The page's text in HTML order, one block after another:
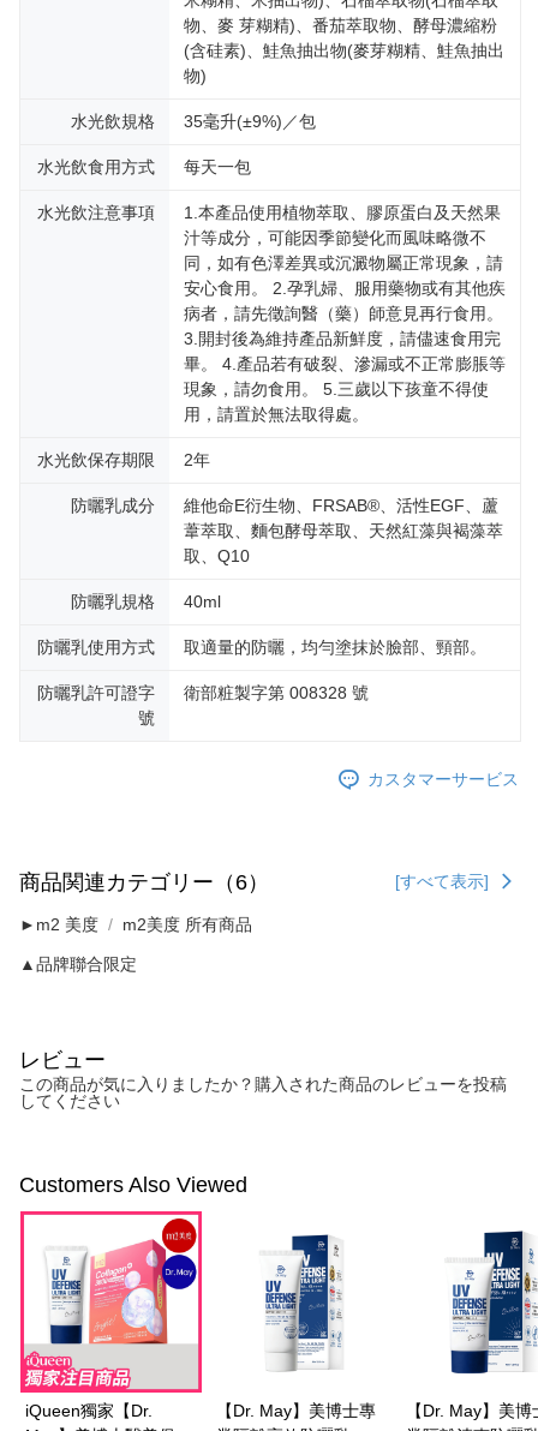
物、麥 芽糊精)、番茄萃取物、酵母濃縮粉
(含硅素)、鮭魚抽出物(麥芽糊精、鮭魚抽出
物)
水光飲規格 35毫升(±9%)／包
水光飲食用方式 每天一包
水光飲注意事項
1.本產品使用植物萃取、膠原蛋白及天然果
汁等成分，可能因季節變化而風味略微不
同，如有色澤差異或沉澱物屬正常現象，請
安心食用。 2.孕乳婦、服用藥物或有其他疾
病者，請先徵詢醫（藥）師意見再行食用。
3.開封後為維持產品新鮮度，請儘速食用完
畢。 4.產品若有破裂、滲漏或不正常膨脹等
現象，請勿食用。 5.三歲以下孩童不得使
用，請置於無法取得處。
水光飲保存期限 2年
防曬乳成分
維他命E衍生物、FRSAB®、活性EGF、蘆
葦萃取、麵包酵母萃取、天然紅藻與褐藻萃
取、Q10
防曬乳規格 40ml
防曬乳使用方式 取適量的防曬，均勻塗抹於臉部、頸部。
防曬乳許可證字
號
衛部粧製字第 008328 號
カスタマーサービス
商品関連カテゴリー（6） [すべて表示]
►m2 美度 m2美度 所有商品
▲品牌聯合限定
レビュー
この商品が気に入りましたか？購入された商品のレビューを投稿
してください
Customers Also Viewed
iQueen獨家【Dr.
【Dr. May】美博士專
【Dr. May】美博